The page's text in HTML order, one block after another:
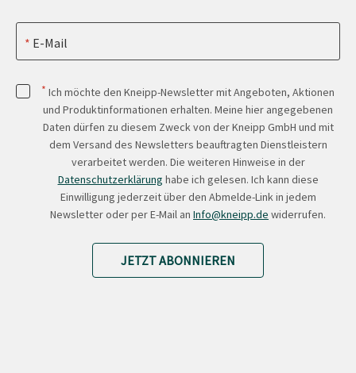
E-Mail
* Ich möchte den Kneipp-Newsletter mit Angeboten, Aktionen
und Produktinformationen erhalten. Meine hier angegebenen
Daten dürfen zu diesem Zweck von der Kneipp GmbH und mit
dem Versand des Newsletters beauftragten Dienstleistern
verarbeitet werden. Die weiteren Hinweise in der
Datenschutzerklärung habe ich gelesen. Ich kann diese
Einwilligung jederzeit über den Abmelde-Link in jedem
Newsletter oder per E-Mail an Info@kneipp.de widerrufen.
JETZT ABONNIEREN